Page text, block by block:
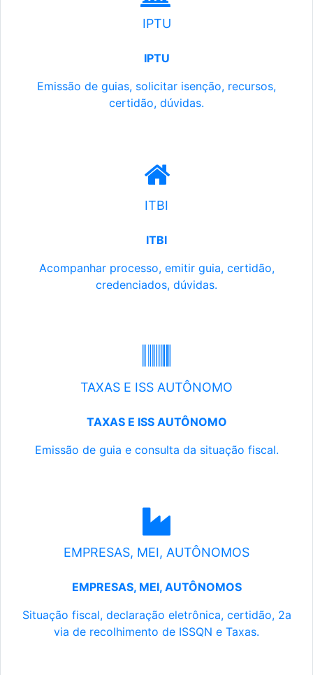
IPTU
IPTU
Emissão de guias, solicitar isenção, recursos,
certidão, dúvidas.
ITBI
ITBI
Acompanhar processo, emitir guia, certidão,
credenciados, dúvidas.
TAXAS E ISS AUTÔNOMO
TAXAS E ISS AUTÔNOMO
Emissão de guia e consulta da situação fiscal.
EMPRESAS, MEI, AUTÔNOMOS
EMPRESAS, MEI, AUTÔNOMOS
Situação fiscal, declaração eletrônica, certidão, 2a
via de recolhimento de ISSQN e Taxas.